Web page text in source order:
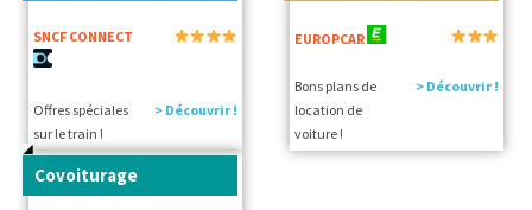
SNCF CONNECT
Offres spéciales
sur le train !
> Découvrir !
EUROPCAR
Bons plans de
location de
voiture !
> Découvrir !
Covoiturage